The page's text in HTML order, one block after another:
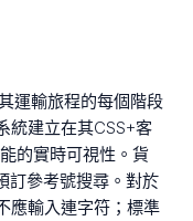
運輸旅程的每個階段
統建立在其CSS+客
的實時可視性。貨
訂參考號搜尋。對於
應輸入連字符；標準